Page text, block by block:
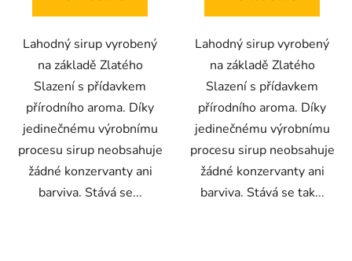
Lahodný sirup vyrobený
na základě Zlatého
Slazení s přídavkem
přírodního aroma. Díky
jedinečnému výrobnímu
procesu sirup neobsahuje
žádné konzervanty ani
barviva. Stává se...
Lahodný sirup vyrobený
na základě Zlatého
Slazení s přídavkem
přírodního aroma. Díky
jedinečnému výrobnímu
procesu sirup neobsahuje
žádné konzervanty ani
barviva. Stává se tak...